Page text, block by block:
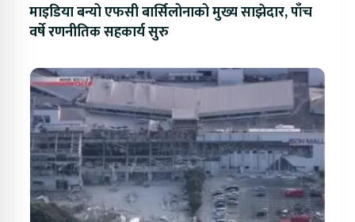
माइडिया बन्यो एफसी बार्सिलोनाको मुख्य साझेदार, पाँच
वर्षे रणनीतिक सहकार्य सुरु